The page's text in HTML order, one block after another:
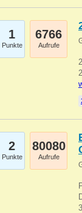
1
Punkte
6766
Aufrufe
2
Punkte
80080
Aufrufe